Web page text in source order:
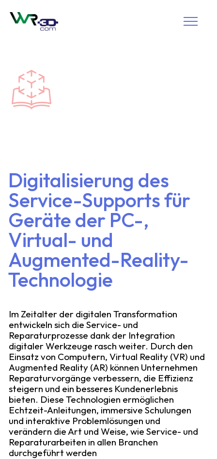
Digitalisierung des
Service-Supports für
Geräte der PC-,
Virtual- und
Augmented-Reality-
Technologie
Im Zeitalter der digitalen Transformation
entwickeln sich die Service- und
Reparaturprozesse dank der Integration
digitaler Werkzeuge rasch weiter. Durch den
Einsatz von Computern, Virtual Reality (VR) und
Augmented Reality (AR) können Unternehmen
Reparaturvorgänge verbessern, die Effizienz
steigern und ein besseres Kundenerlebnis
bieten. Diese Technologien ermöglichen
Echtzeit-Anleitungen, immersive Schulungen
und interaktive Problemlösungen und
verändern die Art und Weise, wie Service- und
Reparaturarbeiten in allen Branchen
durchgeführt werden